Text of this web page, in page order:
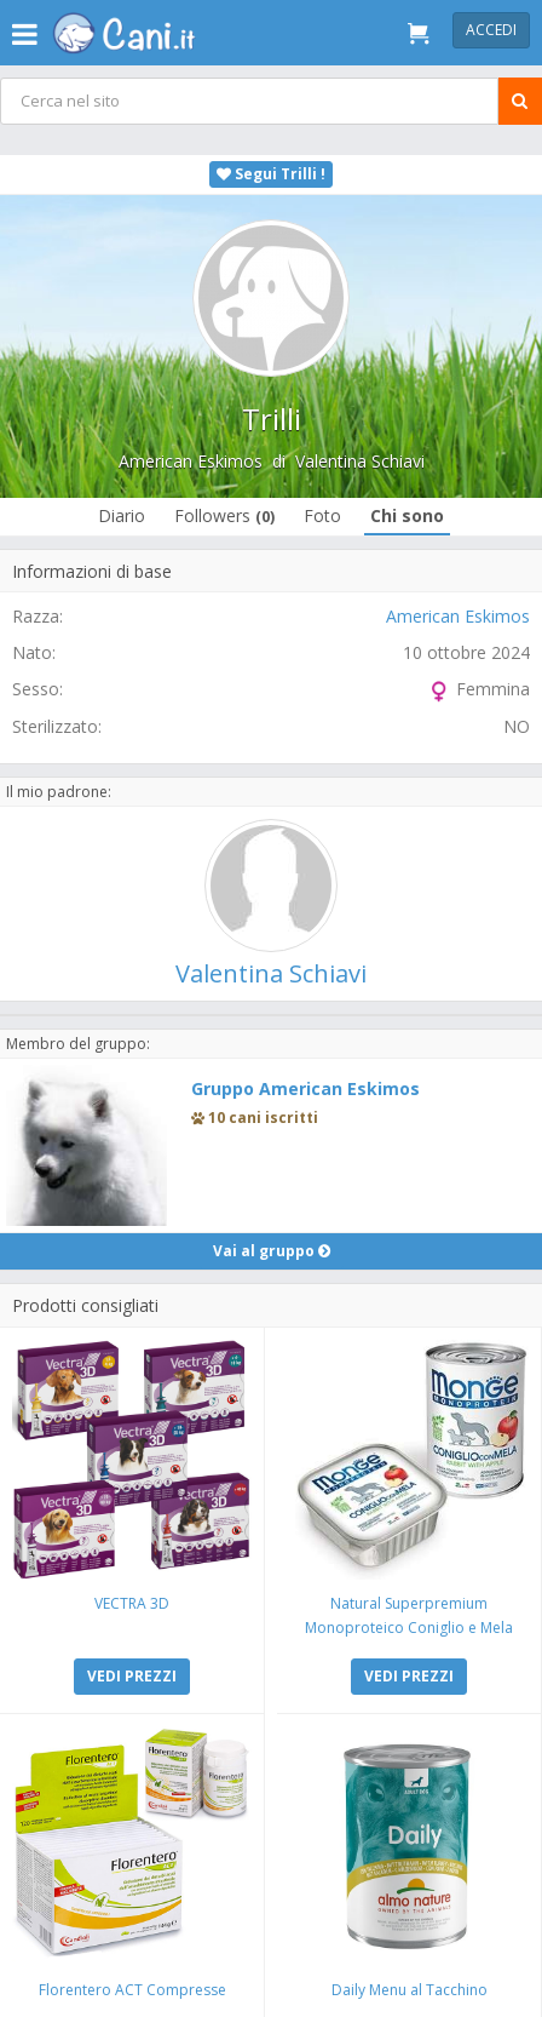
ACCEDI
Segui Trilli !
Trilli
American EskimosdiValentina Schiavi
Diario Followers (0) Foto Chi sono
Informazioni di base
Razza:
American Eskimos
Nato:
10 ottobre 2024
Sesso:
Femmina
Sterilizzato:
NO
Il mio padrone:
Valentina Schiavi
Membro del gruppo:
Gruppo American Eskimos
10 cani iscritti
Vai al gruppo
Prodotti consigliati
VECTRA 3D
VEDI PREZZI
Natural Superpremium
Monoproteico Coniglio e Mela
VEDI PREZZI
Florentero ACT Compresse Daily Menu al Tacchino